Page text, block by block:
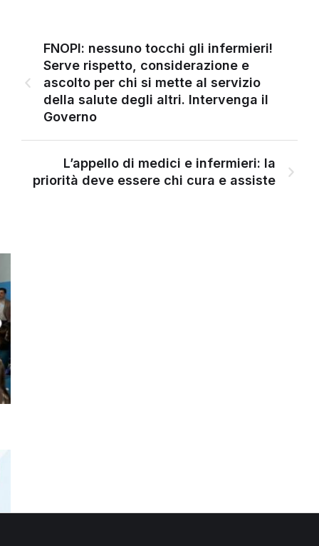
FNOPI: nessuno tocchi gli infermieri!
Serve rispetto, considerazione e
ascolto per chi si mette al servizio
della salute degli altri. Intervenga il
Governo
L’appello di medici e infermieri: la
priorità deve essere chi cura e assiste